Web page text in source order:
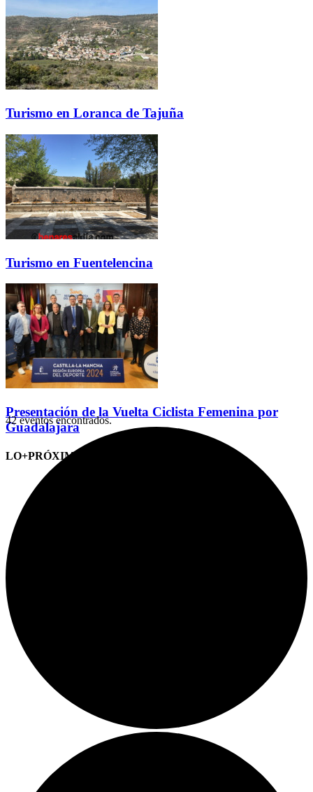
Turismo en Loranca de Tajuña
Turismo en Fuentelencina
Presentación de la Vuelta Ciclista Femenina por
Guadalajara
LO+PRÓXIMO (CITAS)
42 eventos encontrados.